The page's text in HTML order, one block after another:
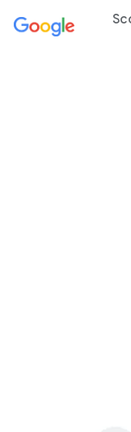
principale